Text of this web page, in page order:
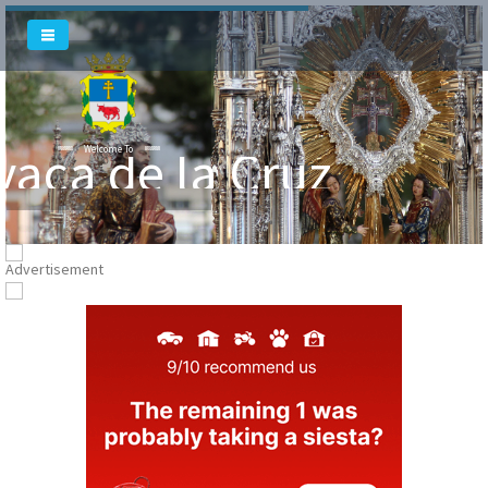
Welcome Tode la Cruz